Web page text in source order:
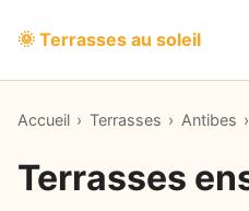
🌞 Terrasses au soleil
Accueil › Terrasses › Antibes ›
Terrasses